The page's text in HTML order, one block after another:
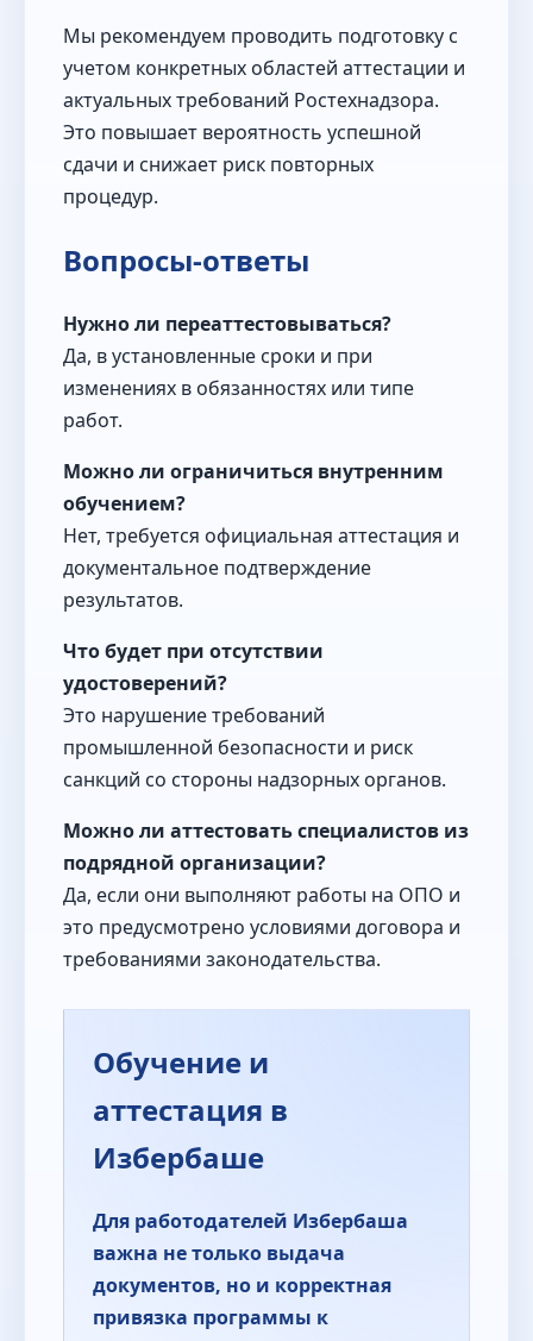
Мы рекомендуем проводить подготовку с
учетом конкретных областей аттестации и
актуальных требований Ростехнадзора.
Это повышает вероятность успешной
сдачи и снижает риск повторных
процедур.
Вопросы-ответы
Нужно ли переаттестовываться?
Да, в установленные сроки и при
изменениях в обязанностях или типе
работ.
Можно ли ограничиться внутренним
обучением?
Нет, требуется официальная аттестация и
документальное подтверждение
результатов.
Что будет при отсутствии
удостоверений?
Это нарушение требований
промышленной безопасности и риск
санкций со стороны надзорных органов.
Можно ли аттестовать специалистов из
подрядной организации?
Да, если они выполняют работы на ОПО и
это предусмотрено условиями договора и
требованиями законодательства.
Обучение и
аттестация в
Избербаше
Для работодателей Избербаша
важна не только выдача
документов, но и корректная
привязка программы к